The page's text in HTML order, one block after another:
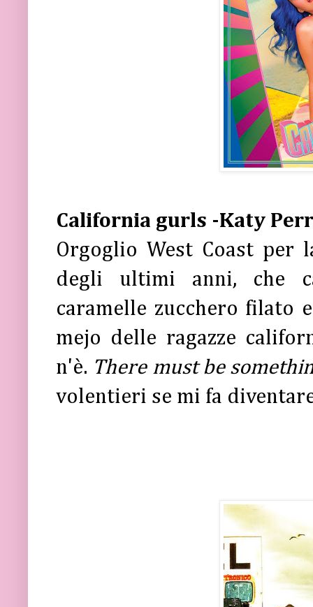
California gurls -Katy
Orgoglio West Coast per
degli ultimi anni, che
caramelle zucchero filato
mejo delle ragazze
n'è. There must be
volentieri se mi fa